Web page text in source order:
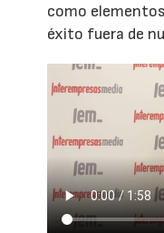
como
éxito fuera de